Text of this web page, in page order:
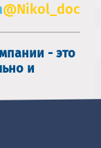
@Nikol_doc
- это
и